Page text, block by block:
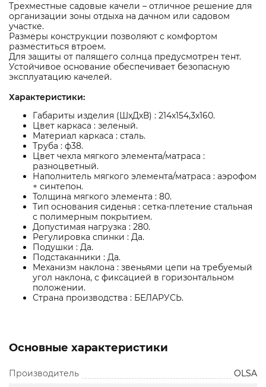
Трехместные садовые качели – отличное решение для
организации зоны отдыха на дачном или садовом
участке.
Размеры конструкции позволяют с комфортом
разместиться втроем.
Для защиты от палящего солнца предусмотрен тент.
Устойчивое основание обеспечивает безопасную
эксплуатацию качелей.
Характеристики:
Габариты изделия (ШхДхВ) : 214х154,3х160.
Цвет каркаса : зеленый.
Материал каркаса : сталь.
Труба : ф38.
Цвет чехла мягкого элемента/матраса :
разноцветный.
Наполнитель мягкого элемента/матраса : аэрофом
+ синтепон.
Толщина мягкого элемента : 80.
Тип основания сиденья : сетка-плетение стальная
с полимерным покрытием.
Допустимая нагрузка : 280.
Регулировка спинки : Да.
Подушки : Да.
Подстаканники : Да.
Механизм наклона : звеньями цепи на требуемый
угол наклона, с фиксацией в горизонтальном
положении.
Страна производства : БЕЛАРУСЬ.
Основные характеристики
Производитель
OLSA